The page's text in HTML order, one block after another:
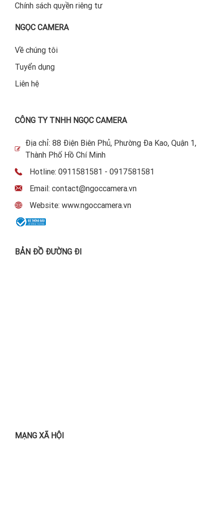
Chính sách quyền riêng tư
NGỌC CAMERA
Về chúng tôi
Tuyển dụng
Liên hệ
CÔNG TY TNHH NGỌC CAMERA
Địa chỉ: 88 Điện Biên Phủ, Phường Đa Kao, Quận 1,
Thành Phố Hồ Chí Minh
Hotline: 0911581581 - 0917581581
Email: contact@ngoccamera.vn
Website: www.ngoccamera.vn
BẢN ĐỒ ĐƯỜNG ĐI
MẠNG XÃ HỘI